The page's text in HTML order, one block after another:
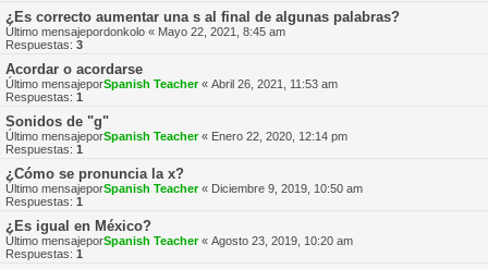
¿Es correcto aumentar una s al final de algunas palabras?
Último mensajepordonkolo « Mayo 22, 2021, 8:45 am
Respuestas: 3
Acordar o acordarse
Último mensajeporSpanish Teacher« Abril 26, 2021, 11:53 am
Respuestas: 1
Sonidos de "g"
Último mensajeporSpanish Teacher« Enero 22, 2020, 12:14 pm
Respuestas: 1
¿Cómo se pronuncia la x?
Último mensajeporSpanish Teacher« Diciembre 9, 2019, 10:50 am
Respuestas: 1
¿Es igual en México?
Último mensajeporSpanish Teacher« Agosto 23, 2019, 10:20 am
Respuestas: 1